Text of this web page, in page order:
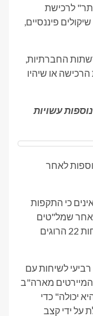
לרכישת
פיננסיים,
החברתיות,
או שיהיו
עשויות
לאחר
כי התקפות
לאחר שמל"טים
ופגיעות טילים ברחבי המדינה הותירו לפחות 22 הרוגים
לשיחות עם
המיירטים מארה"ב
יכולה" כדי
על ידי קצב